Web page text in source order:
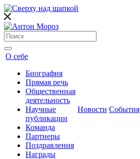
О себе
Биография
Прямая речь
Общественная
деятельность
Научные
публикации
Команда
Партнеры
Поздравления
Награды
Новости События